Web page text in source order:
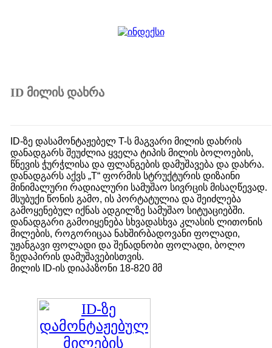
ID მილის დახრა
ID-ზე დასამონტაჟებელ T-ს მაგვარი მილის დახრის
დანადგარს შეუძლია ყველა ტიპის მილის ბოლოების,
წნევის ჭურჭლისა და ფლანგების დამუშავება და დახრა.
დანადგარს აქვს „T“ ფორმის სტრუქტურის დიზაინი
მინიმალური რადიალური სამუშაო სივრცის მისაღწევად.
მსუბუქი წონის გამო, ის პორტატულია და შეიძლება
გამოყენებულ იქნას ადგილზე სამუშაო სიტუაციებში.
დანადგარი გამოიყენება სხვადასხვა კლასის ლითონის
მილების, როგორიცაა ნახშირბადოვანი ფოლადი,
უჟანგავი ფოლადი და შენადნობი ფოლადი, ბოლო
ზედაპირის დამუშავებისთვის.
მილის ID-ის დიაპაზონი 18-820 მმ